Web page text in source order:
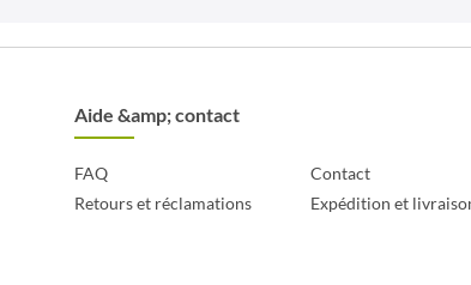
Aide &amp; contact
FAQ Contact
Retours et réclamations
Expédition et